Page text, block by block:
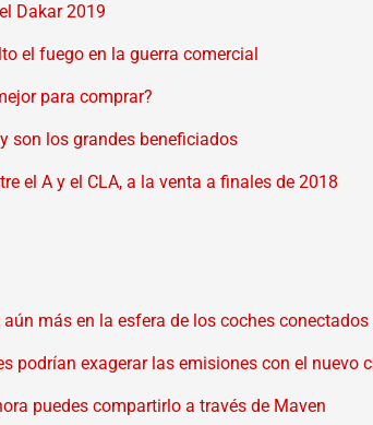
Dakar 2019
el fuego en la guerra comercial
para comprar?
son los grandes beneficiados
el A y el CLA, a la venta a finales de 2018
más en la esfera de los coches conectados
podrían exagerar las emisiones con el nuevo
puedes compartirlo a través de Maven